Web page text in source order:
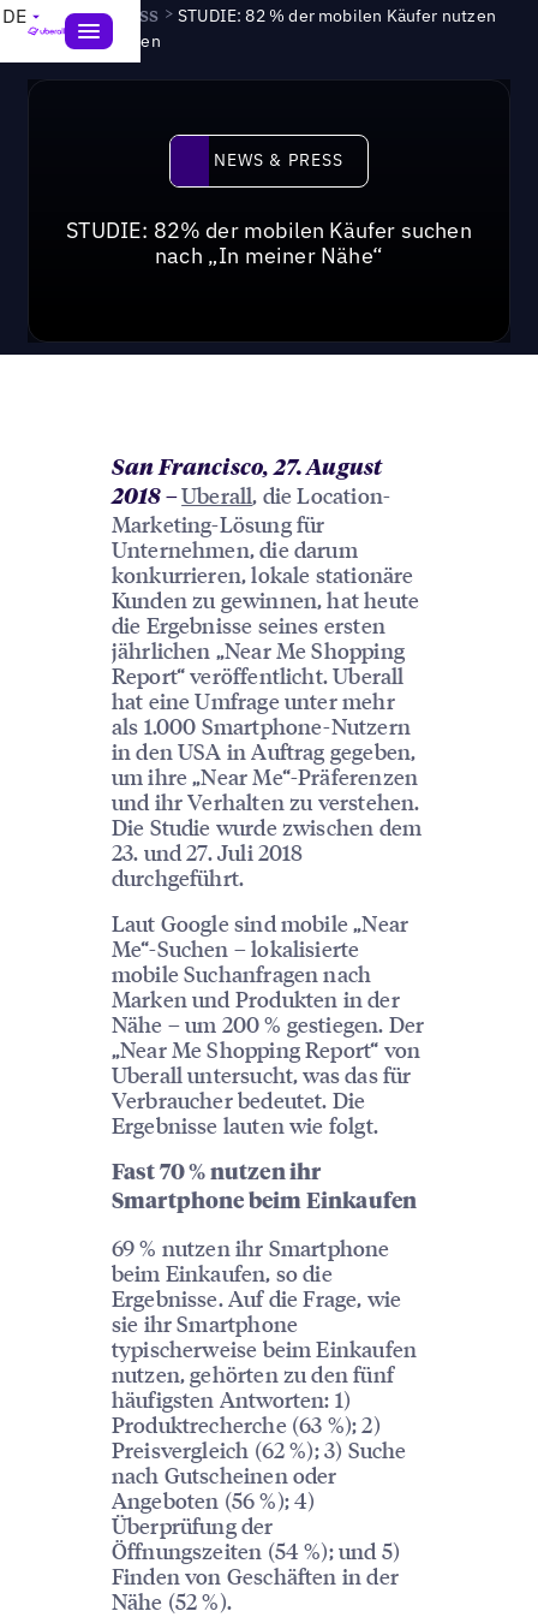
DE News & Press >STUDIE: 82 % der mobilen Käufer nutzen
Near-Me-Suchen
News & Press
NEWS & PRESS
STUDIE: 82% der mobilen Käufer suchen
nach „In meiner Nähe“
San Francisco, 27. August
2018 –Uberall, die Location-
Marketing-Lösung für
Unternehmen, die darum
konkurrieren, lokale stationäre
Kunden zu gewinnen, hat heute
die Ergebnisse seines ersten
jährlichen „Near Me Shopping
Report“ veröffentlicht. Uberall
hat eine Umfrage unter mehr
als 1.000 Smartphone-Nutzern
in den USA in Auftrag gegeben,
um ihre „Near Me“-Präferenzen
und ihr Verhalten zu verstehen.
Die Studie wurde zwischen dem
23. und 27. Juli 2018
durchgeführt.
Laut Google sind mobile „Near
Me“-Suchen – lokalisierte
mobile Suchanfragen nach
Marken und Produkten in der
Nähe – um 200 % gestiegen. Der
„Near Me Shopping Report“ von
Uberall untersucht, was das für
Verbraucher bedeutet. Die
Ergebnisse lauten wie folgt.
Fast 70 % nutzen ihr
Smartphone beim Einkaufen
69 % nutzen ihr Smartphone
beim Einkaufen, so die
Ergebnisse. Auf die Frage, wie
sie ihr Smartphone
typischerweise beim Einkaufen
nutzen, gehörten zu den fünf
häufigsten Antworten: 1)
Produktrecherche (63 %); 2)
Preisvergleich (62 %); 3) Suche
nach Gutscheinen oder
Angeboten (56 %); 4)
Überprüfung der
Öffnungszeiten (54 %); und 5)
Finden von Geschäften in der
Nähe (52 %).